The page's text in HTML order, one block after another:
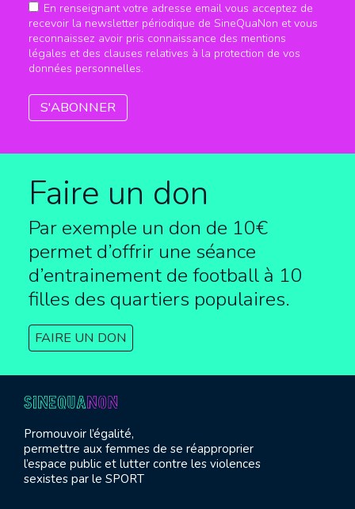
En renseignant votre adresse email vous acceptez de
recevoir la newsletter périodique de SineQuaNon et vous
reconnaissez avoir pris connaissance des mentions
légales et des clauses relatives à la protection de vos
données personnelles.
Faire un don
Par exemple un don de 10€
permet d’offrir une séance
d’entrainement de football à 10
filles des quartiers populaires.
FAIRE UN DON
Promouvoir l’égalité,
permettre aux femmes de se réapproprier
l’espace public et lutter contre les violences
sexistes par le SPORT